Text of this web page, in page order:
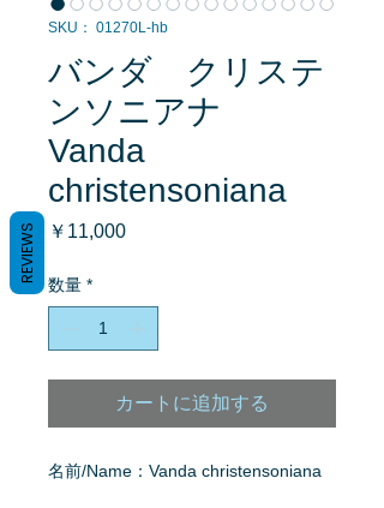
SKU： 01270L-hb
バンダ クリステ
ンソニアナ
Vanda
christensoniana
￥11,000価
数量 *
カートに追加する
名前/Name：Vanda christensoniana
REVIEWS